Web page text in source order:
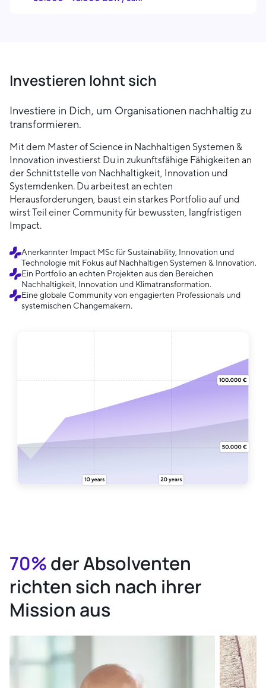
Investieren lohnt sich
Investiere in Dich, um Organisationen nachhaltig zu
transformieren.
Mit dem Master of Science in Nachhaltigen Systemen &
Innovation investierst Du in zukunftsfähige Fähigkeiten an
der Schnittstelle von Nachhaltigkeit, Innovation und
Systemdenken. Du arbeitest an echten
Herausforderungen, baust ein starkes Portfolio auf und
wirst Teil einer Community für bewussten, langfristigen
Impact.
Anerkannter Impact MSc für Sustainability, Innovation und
Technologie mit Fokus auf Nachhaltigen Systemen & Innovation.
Ein Portfolio an echten Projekten aus den Bereichen
Nachhaltigkeit, Innovation und Klimatransformation.
Eine globale Community von engagierten Professionals und
systemischen Changemakern.
70%der Absolventen
richten sich nach ihrer
Mission aus